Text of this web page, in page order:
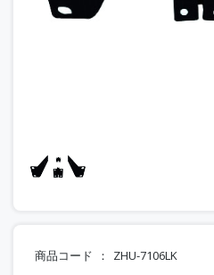
商品コード ZHU-7106LK